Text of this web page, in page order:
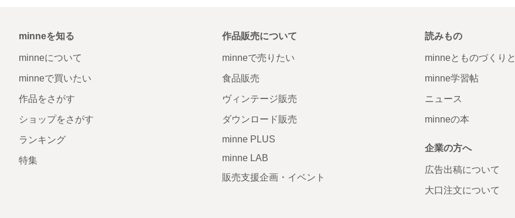
minneを知る
minneについて
minneで買いたい
作品をさがす
ショップをさがす
ランキング
特集
作品販売について
minneで売りたい
食品販売
ヴィンテージ販売
ダウンロード販売
minne PLUS
minne LAB
販売支援企画・イベント
読みもの
minneとものづくりと
minne学習帖
ニュース
minneの本
企業の方へ
広告出稿について
大口注文について